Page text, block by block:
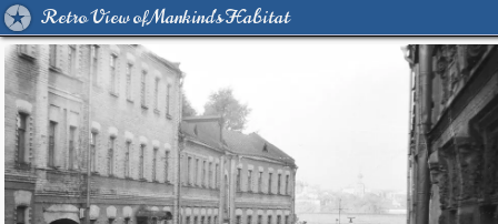
Retro View of Mankind's Habitat